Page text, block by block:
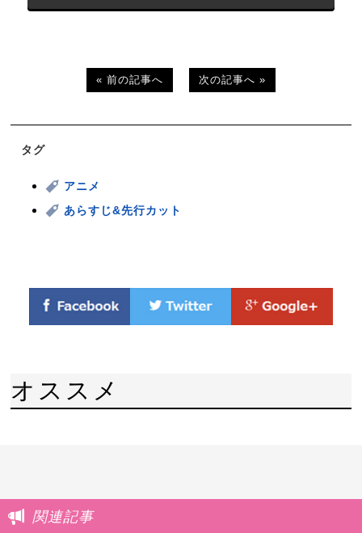
« 前の記事へ 次の記事へ »
タグ
アニメ
あらすじ&先行カット
オススメ
関連記事